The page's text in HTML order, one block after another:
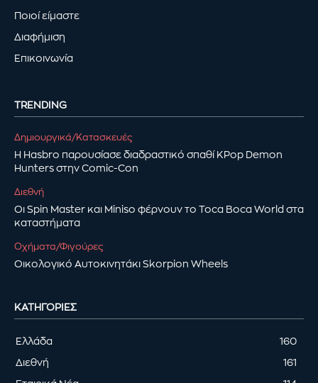
Ποιοί είμαστε
Διαφήμιση
Επικοινωνία
TRENDING
Δημιουργικά/Κατασκευές
Η Hasbro παρουσίασε διαδραστικό σπαθί KPop Demon
Hunters στην Comic-Con
Διεθνή
Οι Spin Master και Miniso φέρνουν το Toca Boca World στα
καταστήματα
Οχήματα/Φιγούρες
Οικολογικό Αυτοκινητάκι Skorpion Wheels
ΚΑΤΗΓΟΡΊΕΣ
Ελλάδα 160
Διεθνή 161